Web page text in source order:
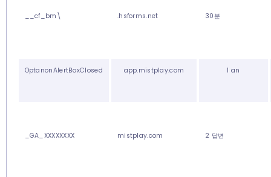
__cf_bm\ .hsforms.net 30분
OptanonAlertBoxClosed app.mistplay.com 1 an
_GA_XXXXXXXX mistplay.com 2 답변